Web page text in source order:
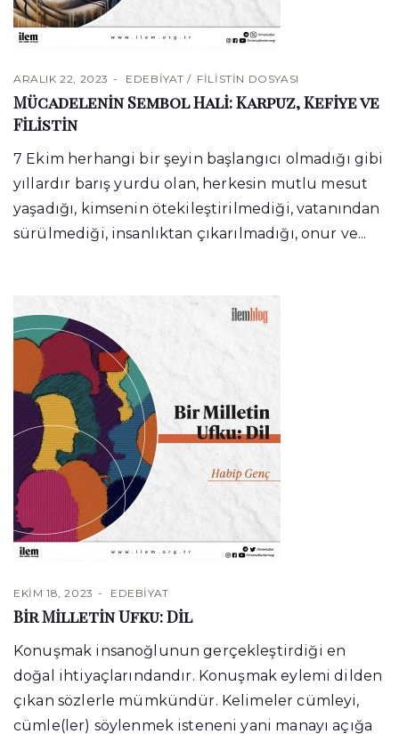
ARALIK 22, 2023 EDEBIYAT FİLİSTİN DOSYASI
Mücadelenin Sembol Hali: Karpuz, Kefiye ve
Filistin
7 Ekim herhangi bir şeyin başlangıcı olmadığı gibi
yıllardır barış yurdu olan, herkesin mutlu mesut
yaşadığı, kimsenin ötekileştirilmediği, vatanından
sürülmediği, insanlıktan çıkarılmadığı, onur ve...
EKIM 18, 2023 EDEBIYAT
Bir Milletin Ufku: Dil
Konuşmak insanoğlunun gerçekleştirdiği en
doğal ihtiyaçlarındandır. Konuşmak eylemi dilden
çıkan sözlerle mümkündür. Kelimeler cümleyi,
cümle(ler) söylenmek isteneni yani manayı açığa